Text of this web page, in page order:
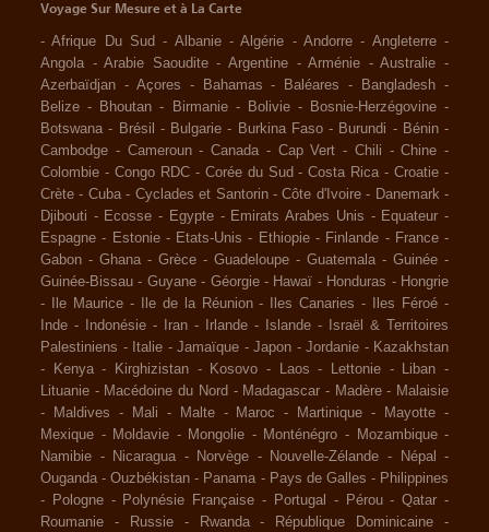
Voyage Sur Mesure et à La Carte
-Afrique Du Sud - Albanie -Algérie -Andorre - Angleterre -
Angola -Arabie Saoudite -Argentine -Arménie -Australie -
Azerbaïdjan - Açores - Bahamas - Baléares - Bangladesh -
Belize - Bhoutan - Birmanie - Bolivie - Bosnie-Herzégovine -
Botswana - Brésil - Bulgarie - Burkina Faso - Burundi - Bénin -
Cambodge - Cameroun - Canada - Cap Vert - Chili -Chine -
Colombie - Congo RDC - Corée du Sud -Costa Rica -Croatie -
Crète - Cuba - Cyclades et Santorin -Côte d'Ivoire - Danemark -
Djibouti - Ecosse - Egypte - Emirats Arabes Unis - Equateur -
Espagne - Estonie - Etats-Unis - Ethiopie - Finlande - France -
Gabon - Ghana - Grèce - Guadeloupe - Guatemala - Guinée -
Guinée-Bissau - Guyane - Géorgie - Hawaï - Honduras - Hongrie
-
Ile Maurice - Ile de la Réunion - Iles Canaries - Iles Féroé -
Inde - Indonésie - Iran - Irlande - Islande -
Israël & Territoires
Palestiniens - Italie - Jamaïque - Japon - Jordanie - Kazakhstan
-
Kenya - Kirghizistan - Kosovo - Laos - Lettonie - Liban -
Lituanie - Macédoine du Nord - Madagascar - Madère - Malaisie
-
Maldives - Mali - Malte - Maroc - Martinique - Mayotte -
Mexique - Moldavie - Mongolie - Monténégro - Mozambique -
Namibie - Nicaragua - Norvège - Nouvelle-Zélande - Népal
-
Ouganda -Ouzbékistan - Panama - Pays de Galles - Philippines
-
Pologne - Polynésie Française - Portugal - Pérou -Qatar -
Roumanie
- Russie - Rwanda - République Dominicaine -